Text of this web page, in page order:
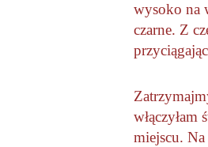
wysoko na
czarne. Z
włączyłam
miejscu. Na